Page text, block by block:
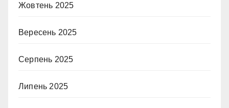
Жовтень 2025
Вересень 2025
Серпень 2025
Липень 2025